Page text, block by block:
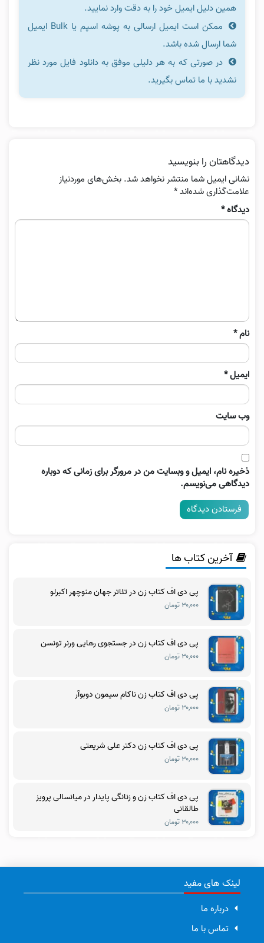
همین دلیل ایمیل خود را به دقت وارد نمایید.
ممکن است ایمیل ارسالی به پوشه اسپم یا Bulk ایمیل
شما ارسال شده باشد.
در صورتی که به هر دلیلی موفق به دانلود فایل مورد نظر
نشدید با ما تماس بگیرید.
دیدگاهتان را بنویسید
نشانی ایمیل شما منتشر نخواهد شد. بخش‌های موردنیاز
علامت‌گذاری شده‌اند*
دیدگاه*
نام*
ایمیل*
وب‌ سایت
ذخیره نام، ایمیل و وبسایت من در مرورگر برای زمانی که دوباره
دیدگاهی می‌نویسم.
آخرین کتاب ها
پی دی اف کتاب زن در تئاتر جهان منوچهر اکبرلو
۳۰,۰۰۰ تومان
پی دی اف کتاب زن در جستجوی رهایی ورنر تونسن
۳۰,۰۰۰ تومان
پی دی اف کتاب زن ناکام سیمون دوبوآر
۳۰,۰۰۰ تومان
پی دی اف کتاب زن دکتر علی شریعتی
۳۰,۰۰۰ تومان
پی دی اف کتاب زن و زنانگی پایدار در میانسالی پرویز
طالقانی
۳۰,۰۰۰ تومان
لینک های مفید
درباره ما
تماس با ما